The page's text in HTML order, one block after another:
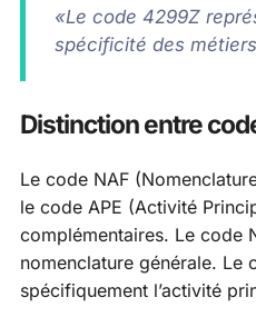
«Le code 4299Z
spécificité des
Distinction entre
Le code NAF
le code APE (Activité
complémentaires. Le code
nomenclature générale. Le
spécifiquement l’activité